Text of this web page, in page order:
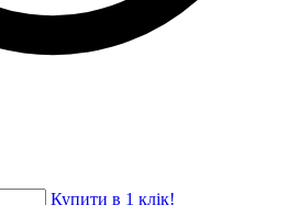
Купити в 1 клік!